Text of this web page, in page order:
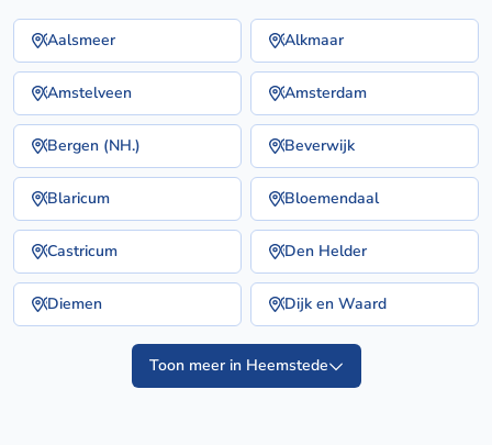
Aalsmeer Alkmaar
Amstelveen Amsterdam
Bergen (NH.) Beverwijk
Blaricum Bloemendaal
Castricum Den Helder
Diemen Dijk en Waard
Toon meer in Heemstede